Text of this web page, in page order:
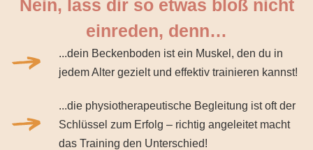
Nein, lass dir so etwas bloß nicht
einreden, denn…
...dein Beckenboden ist ein Muskel, den du in
jedem Alter gezielt und effektiv trainieren kannst!
...die physiotherapeutische Begleitung ist oft der
Schlüssel zum Erfolg – richtig angeleitet macht
das Training den Unterschied!